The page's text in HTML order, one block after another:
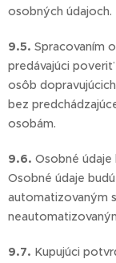
osobných údajoch.
9.5. Spracovaním
predávajúci
osôb
bez
osobám.
9.6. Osobné údaje
Osobné údaje
automatizovaným
9.7. Kupujúci